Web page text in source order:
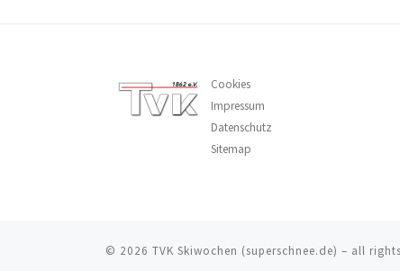
Cookies
Impressum
Datenschutz
Sitemap
© 2026 TVK Skiwochen (superschnee.de) – all